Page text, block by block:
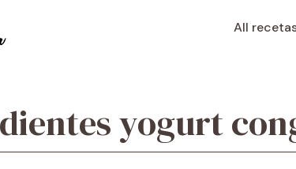
All
yogurt